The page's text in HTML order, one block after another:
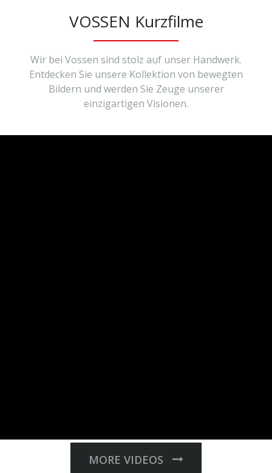
VOSSEN Kurzfilme
Wir bei Vossen sind stolz auf unser Handwerk.
Entdecken Sie unsere Kollektion von bewegten
Bildern und werden Sie Zeuge unserer
einzigartigen Visionen.
MORE VIDEOS